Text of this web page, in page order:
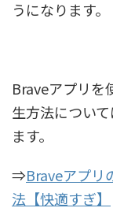
うになります。
Braveアプリを
生方法につい
ます。
⇒Braveアプリ
法【快適すぎ】